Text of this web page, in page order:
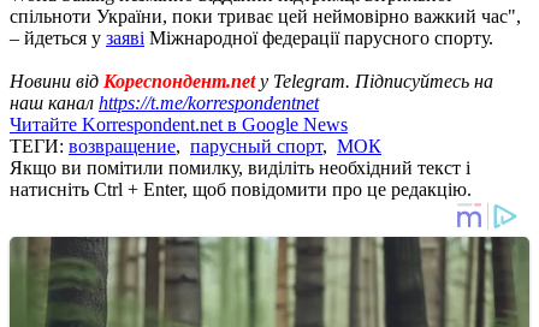
спільноти України, поки триває цей неймовірно важкий час",
– йдеться у заяві Міжнародної федерації парусного спорту.
Новини від Кореспондент.netу Telegram. Підписуйтесь на
наш канал https://t.me/korrespondentnet
Читайте Korrespondent.net в Google News
ТЕГИ: возвращение, парусный спорт, МОК
Якщо ви помітили помилку, виділіть необхідний текст і
натисніть Ctrl + Enter, щоб повідомити про це редакцію.